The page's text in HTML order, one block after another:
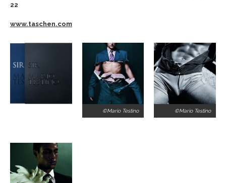
22
www.taschen.com
©Mario Testino ©Mario Testino